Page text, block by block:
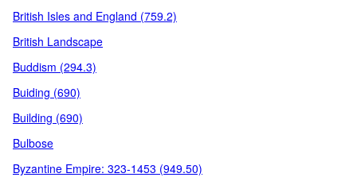
British Isles and England (759.2)
British Landscape
Buddism (294.3)
Buiding (690)
Building (690)
Bulbose
Byzantine Empire: 323-1453 (949.50)